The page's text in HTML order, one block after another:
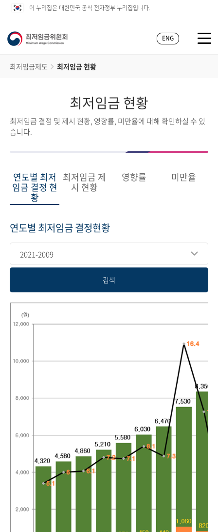
이 누리집은 대한민국 공식 전자정부 누리집입니다.
ENG
최저임금제도 최저임금 현황
최저임금 현황
최저임금 결정 및 제시 현황, 영향률, 미만율에 대해 확인하실 수 있
습니다.
연도별 최저
임금 결정 현
황
최저임금 제
시 현황
영향률 미만율
연도별 최저임금 결정현황
2021-2009
검색